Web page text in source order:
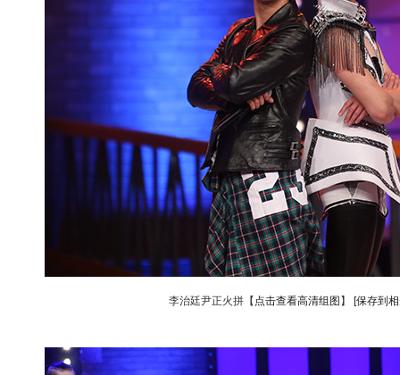
李治廷尹正火拼【 点击查看高清组图 】 [保存到
动物系恋人啊 | 钟欣潼体验爱情哲学 南